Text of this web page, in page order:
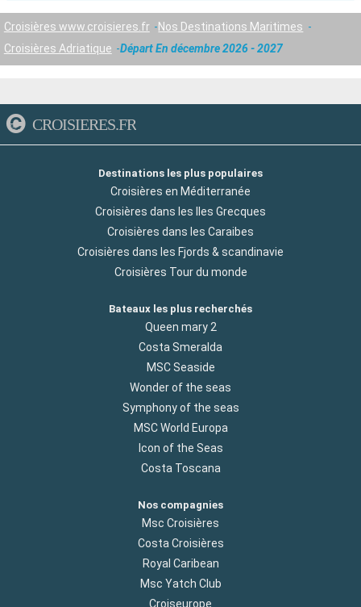
Croisières www.croisieres.fr
Nos Destinations Maritimes
Croisières Adriatique
Départ En décembre 2026 - 2027
CROISIERES.FR
Destinations les plus populaires
Croisières en Méditerranée
Croisières dans les Iles Grecques
Croisières dans les Caraibes
Croisières dans les Fjords & scandinavie
Croisières Tour du monde
Bateaux les plus recherchés
Queen mary 2
Costa Smeralda
MSC Seaside
Wonder of the seas
Symphony of the seas
MSC World Europa
Icon of the Seas
Costa Toscana
Nos compagnies
Msc Croisières
Costa Croisières
Royal Caribean
Msc Yatch Club
Croiseurope